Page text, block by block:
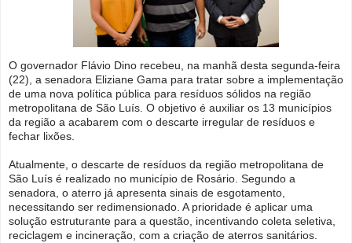
O governador Flávio Dino recebeu, na manhã desta segunda-feira
(22), a senadora Eliziane Gama para tratar sobre a implementação
de uma nova política pública para resíduos sólidos na região
metropolitana de São Luís. O objetivo é auxiliar os 13 municípios
da região a acabarem com o descarte irregular de resíduos e
fechar lixões.
Atualmente, o descarte de resíduos da região metropolitana de
São Luís é realizado no município de Rosário. Segundo a
senadora, o aterro já apresenta sinais de esgotamento,
necessitando ser redimensionado. A prioridade é aplicar uma
solução estruturante para a questão, incentivando coleta seletiva,
reciclagem e incineração, com a criação de aterros sanitários.